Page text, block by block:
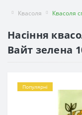
Квасоля Квасоля
Насіння
Вайт зелена
Популярні